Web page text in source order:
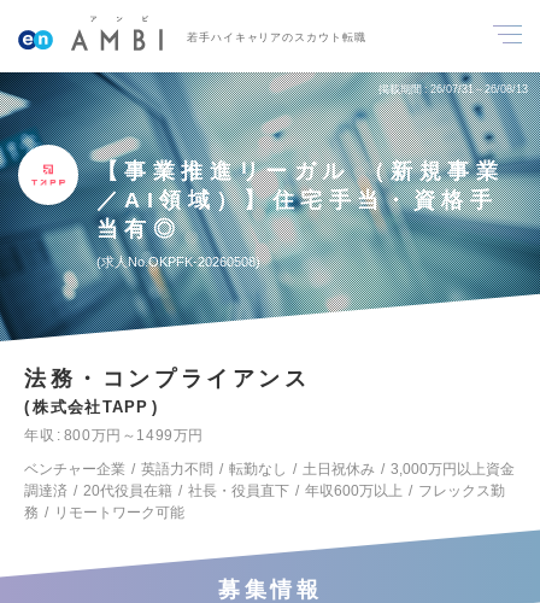
若手ハイキャリアのスカウト転職
掲載期間 26/07/31～26/08/13
【事業推進リーガル （新規事業
／AI領域）】住宅手当・資格手
当有◎
求人No.OKPFK-20260508
法務・コンプライアンス
株式会社TAPP
年収
800万円～1499万円
ベンチャー企業
英語力不問 転勤なし 土日祝休み
3,000万円以上資金
調達済
20代役員在籍 社長・役員直下 年収600万以上
フレックス勤
務
リモートワーク可能
募集情報